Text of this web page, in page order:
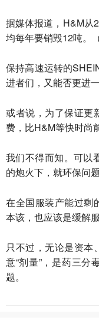
据媒体报道，H&M从
均每年要销毁12吨。
保持高速运转的
进者们，又能否更进
或者说，为了保证更
费，比H&M等快时尚
我们不得而知。可以
的炮火下，就环保问
在全国服装产能过剩
本该，也应该是缓解
只不过，无论是资本
意“剂量”，是药三分
题。